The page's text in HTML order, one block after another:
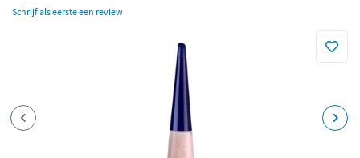
Schrijf als eerste een review